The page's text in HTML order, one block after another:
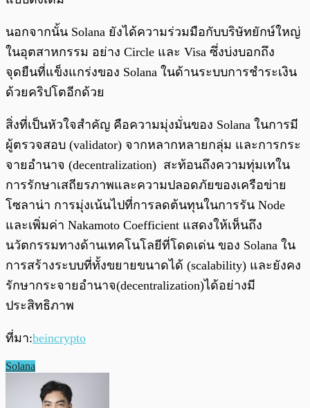
นอกจากนั้น Solana ยังได้ความร่วมมือกับบริษัทยักษ์ใหญ่
ในอุตสาหกรรม อย่าง Circle และ Visa ซึ่งบ่งบอกถึง
จุดยืนที่แข็งแกร่งของ Solana ในด้านระบบการชำระเงิน
ด้วยคริปโตอีกด้วย
สิ่งที่เป็นหัวใจสำคัญ คือความมุ่งมั่นของ Solana ในการมี
ผู้ตรวจสอบ (validator) จากหลากหลายกลุ่ม และการกระ
จายอำนาจ (decentralization) สะท้อนถึงความทุ่มเทใน
การรักษาเสถียรภาพและความปลอดภัยของเครือข่าย
โซลาน่า การมุ่งเน้นไปที่การลดต้นทุนในการรัน Node
และเพิ่มค่า Nakamoto Coefficient แสดงให้เห็นถึง
นวัตกรรมทางด้านเทคโนโลยีที่โดดเด่น ของ Solana ใน
การสร้างระบบที่ทั้งขยายขนาดได้ (scalability) และยังคง
รักษากระจายอำนาจ(decentralization)ได้อย่างมี
ประสิทธิภาพ
ที่มา:beincrypto
Solana